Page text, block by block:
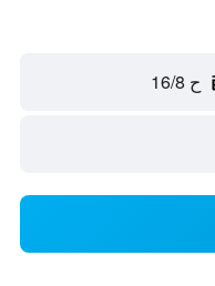
ح 16/8